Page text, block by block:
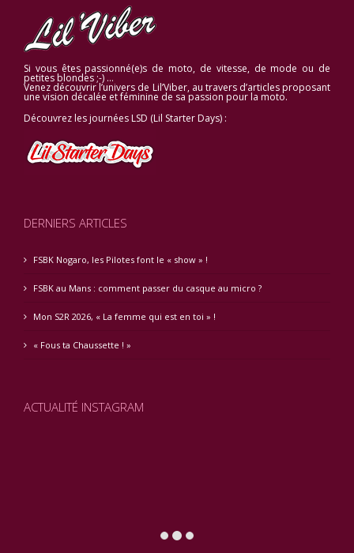
Si vous êtes passionné(e)s de moto, de vitesse, de mode ou de
petites blondes ;-) …
Venez découvrir l’univers de Lil’Viber, au travers d’articles proposant
une vision décalée et féminine de sa passion pour la moto.
Découvrez les journées LSD (Lil Starter Days) :
DERNIERS ARTICLES
FSBK Nogaro, les Pilotes font le « show » !
FSBK au Mans : comment passer du casque au micro ?
Mon S2R 2026, « La femme qui est en toi » !
« Fous ta Chaussette ! »
ACTUALITÉ INSTAGRAM